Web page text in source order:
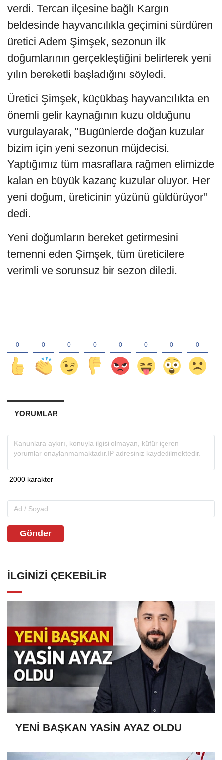
verdi. Tercan ilçesine bağlı Kargın
beldesinde hayvancılıkla geçimini sürdüren
üretici Adem Şimşek, sezonun ilk
doğumlarının gerçekleştiğini belirterek yeni
yılın bereketli başladığını söyledi.
Üretici Şimşek, küçükbaş hayvancılıkta en
önemli gelir kaynağının kuzu olduğunu
vurgulayarak, "Bugünlerde doğan kuzular
bizim için yeni sezonun müjdecisi.
Yaptığımız tüm masraflara rağmen elimizde
kalan en büyük kazanç kuzular oluyor. Her
yeni doğum, üreticinin yüzünü güldürüyor"
dedi.
Yeni doğumların bereket getirmesini
temenni eden Şimşek, tüm üreticilere
verimli ve sorunsuz bir sezon diledi.
YORUMLAR
Gönder
İLGINIZI ÇEKEBILIR
YENİ BAŞKAN YASİN AYAZ OLDU